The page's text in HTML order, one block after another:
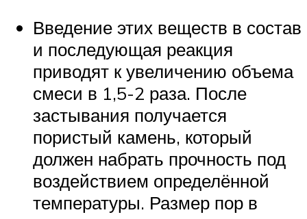
Введение этих веществ в состав
и последующая реакция
приводят к увеличению объема
смеси в 1,5-2 раза. После
застывания получается
пористый камень, который
должен набрать прочность под
воздействием определённой
температуры. Размер пор в